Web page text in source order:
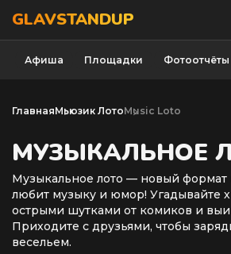
GLAVSTANDUP
Афиша Площадки Фотоотчёты
ГлавнаяМьюзик ЛотоMusic Loto
МУЗЫКАЛЬНОЕ
Музыкальное лото — новый формат
любит музыку и юмор! Угадывайте
острыми шутками от комиков и
Приходите с друзьями, чтобы
весельем.